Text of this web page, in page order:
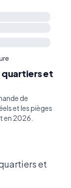
quartiers et
de
et les pièges
en 2026.
et